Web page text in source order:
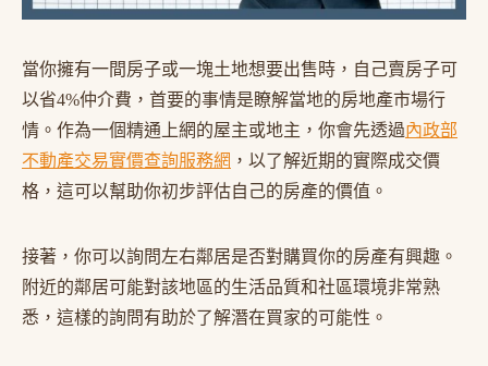
當你擁有一間房子或一塊土地想要出售時，自己賣房子可
以省4%仲介費，首要的事情是瞭解當地的房地產市場行
情。作為一個精通上網的屋主或地主，你會先透過內政部
不動產交易實價查詢服務網 ，以了解近期的實際成交價
格，這可以幫助你初步評估自己的房產的價值。
接著，你可以詢問左右鄰居是否對購買你的房產有興趣。
附近的鄰居可能對該地區的生活品質和社區環境非常熟
悉，這樣的詢問有助於了解潛在買家的可能性。